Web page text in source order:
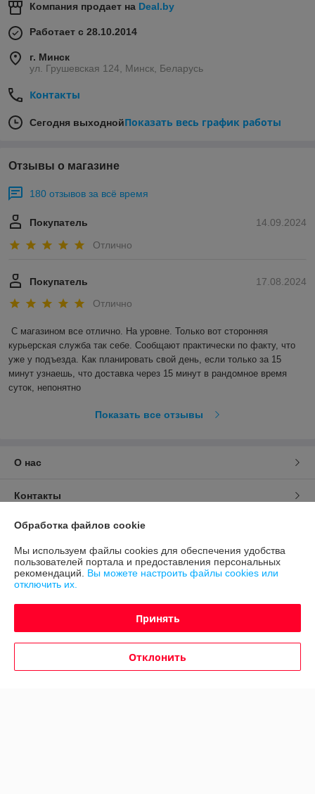
Компания продает на Deal.by
Работает с 28.10.2014
г. Минск
ул. Грушевская 124, Минск, Беларусь
Контакты
Сегодня выходнойПоказать весь график работы
Отзывы о магазине
180 отзывов за всё время
14.09.2024
Покупатель
Отлично
17.08.2024
Покупатель
Отлично
С магазином все отлично. На уровне. Только вот сторонняя
курьерская служба так себе. Сообщают практически по факту, что
уже у подъезда. Как планировать свой день, если только за 15
минут узнаешь, что доставка через 15 минут в рандомное время
суток, непонятно
Показать все отзывы
О нас
Контакты
Доставка и оплата
График работы
Политика обработки cookies
Сайт создан на платформе Deal.by
Обработка файлов cookie
Мы используем файлы cookies для обеспечения удобства
пользователей портала и предоставления персональных
рекомендаций. Вы можете настроить файлы cookies или
отключить их.
Принять
Отклонить